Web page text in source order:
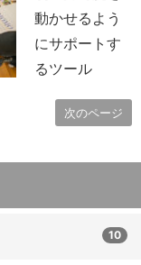
動かせるよう
にサポートす
るツール
次のページ
10